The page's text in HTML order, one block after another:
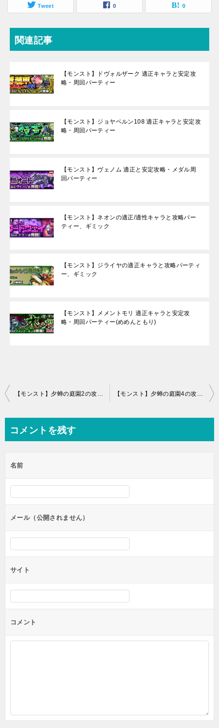
Tweet 0 0
関連記事
【モンスト】ドヴォルザーク 適正キャラと安定攻
略・周回パーティー
【モンスト】ジョヤベルン108 適正キャラと安定攻
略・周回パーティー
【モンスト】ヴェノム 適正と安定攻略・メダル周
回パーティー
【モンスト】ネオンの適正/適性キャラと攻略パー
ティー、ギミック
【モンスト】ジライヤの適正キャラと攻略パーティ
ー、ギミック
【モンスト】メメントモリ 適正キャラと安定攻
略・周回パーティー(めめんともり)
投
ビ
ー
シ
ン
【モンスト】夕蝉の庭園2の攻略と適正キャラ、ギミック(閃きの遊技場/水) 【モンスト】夕蝉の庭園4の攻略と適正キャラ、ギミック(閃きの遊技場/光)
コメントを残す
名前
メール（公開されません）
サイト
コメント